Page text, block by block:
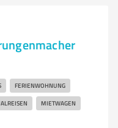
FERIENWOHNUNG
MIETWAGEN